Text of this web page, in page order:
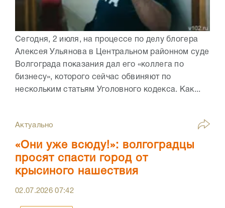
Сегодня, 2 июля, на процессе по делу блогера
Алексея Ульянова в Центральном районном суде
Волгограда показания дал его «коллега по
бизнесу», которого сейчас обвиняют по
нескольким статьям Уголовного кодекса. Как...
Актуально
«Они уже всюду!»: волгоградцы
просят спасти город от
крысиного нашествия
02.07.202607:42